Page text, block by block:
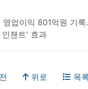
업이익 801억원 기
챈트' 효과
위로 목